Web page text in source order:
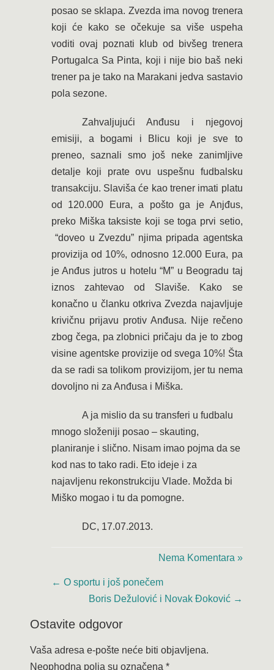
posao se sklapa. Zvezda ima novog trenera
koji će kako se očekuje sa više uspeha
voditi ovaj poznati klub od bivšeg trenera
Portugalca Sa Pinta, koji i nije bio baš neki
trener pa je tako na Marakani jedva sastavio
pola sezone.
Zahvaljujući Anđusu i njegovoj
emisiji, a bogami i Blicu koji je sve to
preneo, saznali smo još neke zanimljive
detalje koji prate ovu uspešnu fudbalsku
transakciju. Slaviša će kao trener imati platu
od 120.000 Eura, a pošto ga je Anjđus,
preko Miška taksiste koji se toga prvi setio,
“doveo u Zvezdu” njima pripada agentska
provizija od 10%, odnosno 12.000 Eura, pa
je Anđus jutros u hotelu “M” u Beogradu taj
iznos zahtevao od Slaviše. Kako se
konačno u članku otkriva Zvezda najavljuje
krivičnu prijavu protiv Anđusa. Nije rečeno
zbog čega, pa zlobnici pričaju da je to zbog
visine agentske provizije od svega 10%! Šta
da se radi sa tolikom provizijom, jer tu nema
dovoljno ni za Anđusa i Miška.
A ja mislio da su transferi u fudbalu
mnogo složeniji posao – skauting,
planiranje i slično. Nisam imao pojma da se
kod nas to tako radi. Eto ideje i za
najavljenu rekonstrukciju Vlade. Možda bi
Miško mogao i tu da pomogne.
DC, 17.07.2013.
Nema Komentara »
← O sportu i još ponečem
Boris Dežulović i Novak Đoković →
Ostavite odgovor
Vaša adresa e-pošte neće biti objavljena.
Neophodna polja su označena *